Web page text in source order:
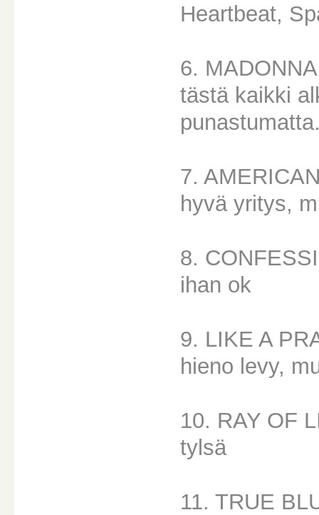
Heartbeat,
6. MADONNA
tästä kaikki
7.
hyvä yritys,
8.
ihan ok
9. LIKE A
hieno levy,
10. RAY OF
tylsä
11. TRUE